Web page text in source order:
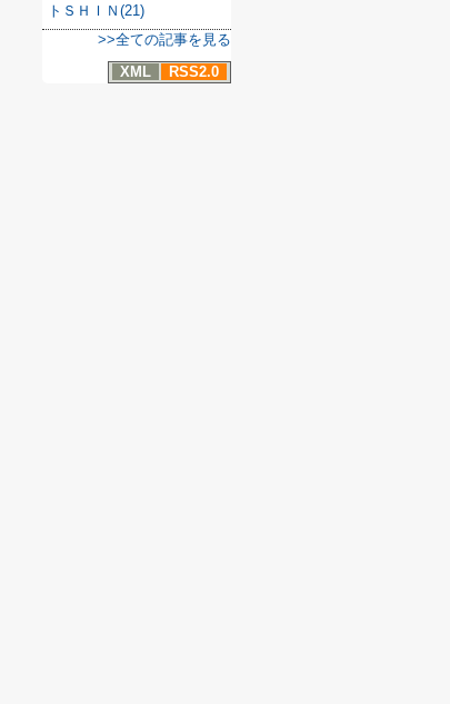
トＳＨＩＮ(21)
>>全ての記事を見る
XML
RSS2.0